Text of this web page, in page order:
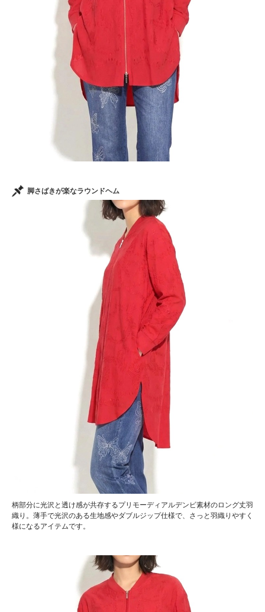
脚さばきが楽なラウンドヘム
柄部分に光沢と透け感が共存するプリモーディアルデンビ素材のロング丈羽
織り。薄手で光沢のある生地感やダブルジップ仕様で、さっと羽織りやすく
様になるアイテムです。